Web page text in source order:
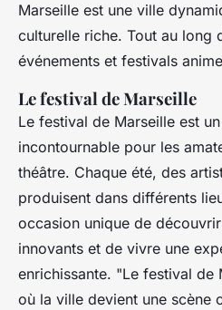
Marseille est une ville
culturelle riche. Tout au long
événements et festivals
Le festival de Marseille
Le festival de Marseille est
incontournable pour les
théâtre. Chaque été, des
produisent dans différents
occasion unique de
innovants et de vivre une
enrichissante. "Le festival de
où la ville devient une scène